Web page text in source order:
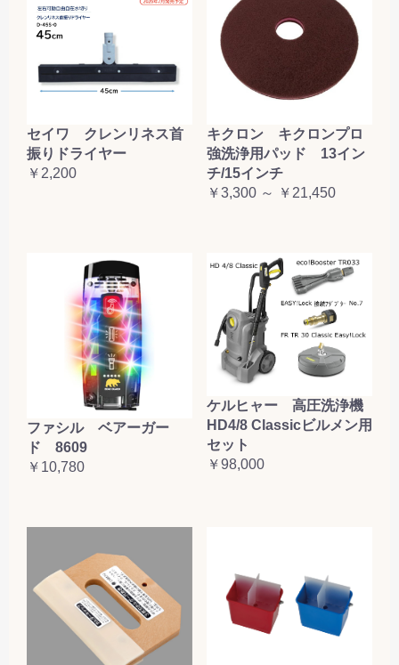
セイワ クレンリネス首
振りドライヤー
￥2,200
キクロン キクロンプロ
強洗浄用パッド 13イン
チ/15インチ
￥3,300 ～ ￥21,450
ファシル ベアーガー
ド 8609
￥10,780
ケルヒャー 高圧洗浄機
HD4/8 Classicビルメン用
セット
￥98,000